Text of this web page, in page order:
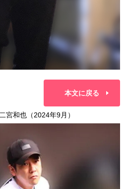
本文に戻る
宮和也（2024年9月）